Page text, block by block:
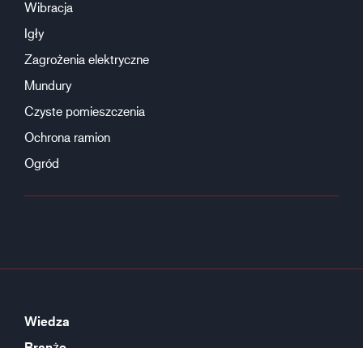
Wibracja
Igły
Zagrożenia elektryczne
Mundury
Czyste pomieszczenia
Ochrona ramion
Ogród
Wiedza